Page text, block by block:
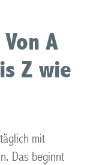
A
Z wie
mit
Das beginnt